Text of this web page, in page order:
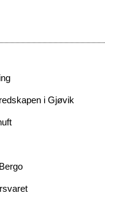
i Gjøvik